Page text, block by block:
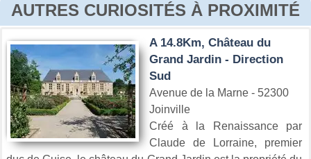
AUTRES CURIOSITÉS À PROXIMITÉ
A 14.8Km, Château du
Grand Jardin - Direction
Sud
Avenue de la Marne - 52300
Joinville
Créé à la Renaissance par
Claude de Lorraine, premier